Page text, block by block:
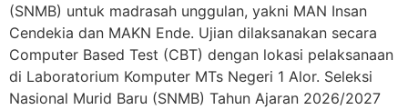
(SNMB) untuk madrasah unggulan, yakni MAN Insan
Cendekia dan MAKN Ende. Ujian dilaksanakan secara
Computer Based Test (CBT) dengan lokasi pelaksanaan
di Laboratorium Komputer MTs Negeri 1 Alor. Seleksi
Nasional Murid Baru (SNMB) Tahun Ajaran 2026/2027